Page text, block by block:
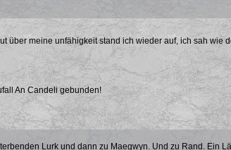
über meine unfähigkeit stand ich wieder auf, ich sah wie
An Candeli gebunden!
Lurk und dann zu Maegwyn. Und zu Rand. Ein